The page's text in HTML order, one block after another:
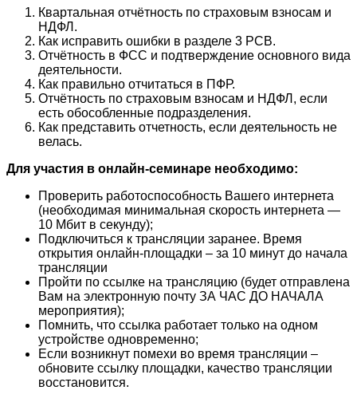
Квартальная отчётность по страховым взносам и
НДФЛ.
Как исправить ошибки в разделе 3 РСВ.
Отчётность в ФСС и подтверждение основного вида
деятельности.
Как правильно отчитаться в ПФР.
Отчётность по страховым взносам и НДФЛ, если
есть обособленные подразделения.
Как представить отчетность, если деятельность не
велась.
Для участия в онлайн-семинаре необходимо:
Проверить работоспособность Вашего интернета
(необходимая минимальная скорость интернета —
10 Мбит в секунду);
Подключиться к трансляции заранее. Время
открытия онлайн-площадки – за 10 минут до начала
трансляции
Пройти по ссылке на трансляцию (будет отправлена
Вам на электронную почту ЗА ЧАС ДО НАЧАЛА
мероприятия);
Помнить, что ссылка работает только на одном
устройстве одновременно;
Если возникнут помехи во время трансляции –
обновите ссылку площадки, качество трансляции
восстановится.